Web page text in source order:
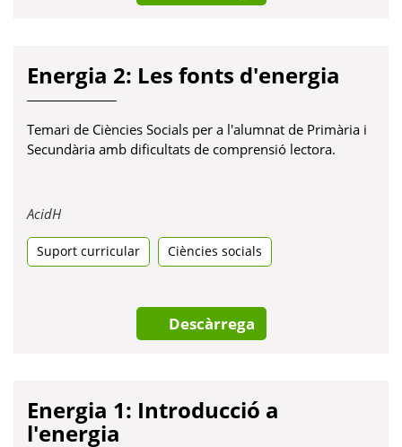
Energia 2: Les fonts d'energia
Temari de Ciències Socials per a l'alumnat de Primària i
Secundària amb dificultats de comprensió lectora.
AcidHObre
una
pestanya
Suport curricular Ciències socials
Descàrrega
Energia 1: Introducció a
l'energia